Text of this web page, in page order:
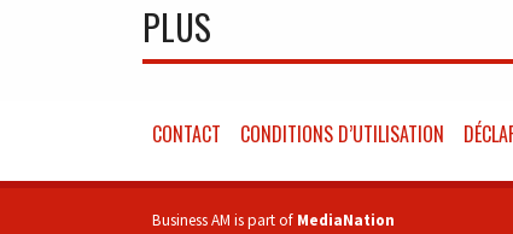
PLUS
CONTACT CONDITIONS D’UTILISATION
Business AM is part of MediaNation